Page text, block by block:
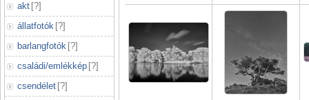
akt [?]
állatfotók [?]
barlangfotók [?]
családi/emlékkép [?]
csendélet [?]